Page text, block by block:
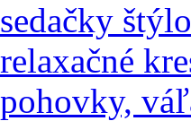
sedačky
relaxačné
pohovky,